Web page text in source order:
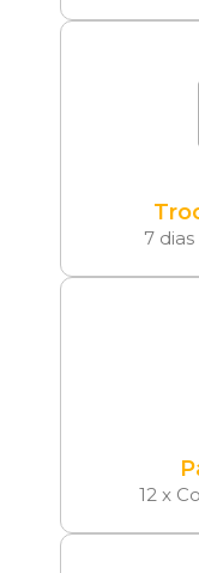
7
12 x